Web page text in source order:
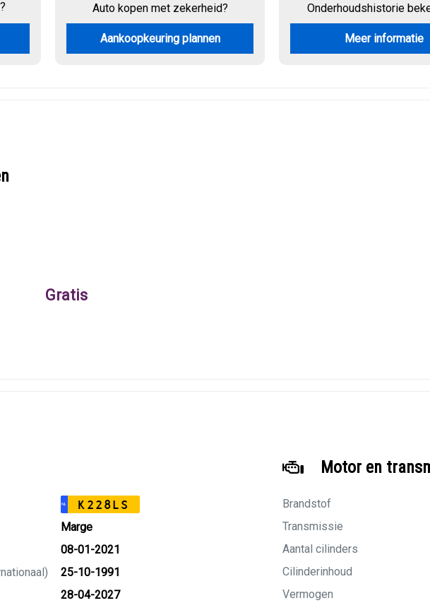
Auto kopen met zekerheid?
Aankoopkeuring plannen
Onderhoudshistorie
Meer informatie
Gratis
NL K228LS
Marge
08-01-2021
25-10-1991
28-04-2027
Motor en
Brandstof
Transmissie
Aantal cilinders
Cilinderinhoud
Vermogen